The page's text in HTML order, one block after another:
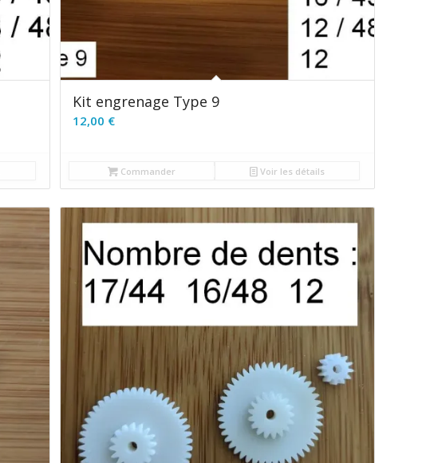
Kit engrenage Type 9
12,00 €
Commander Voir les détails